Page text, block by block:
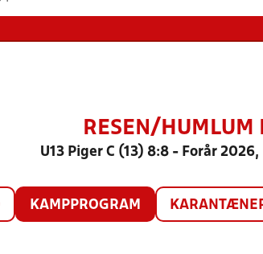
RESEN/HUMLUM
U13 Piger C (13) 8:8 - Forår 2026,
KAMPPROGRAM